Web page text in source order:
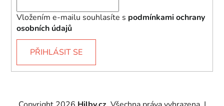
Vložením e-mailu souhlasíte s podmínkami ochrany
osobních údajů
PŘIHLÁSIT SE